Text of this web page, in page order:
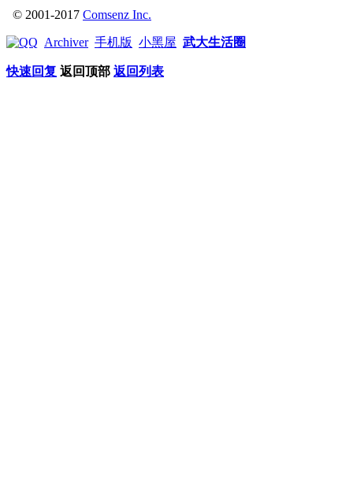
© 2001-2017 Comsenz Inc.
Archiver 手机版 小黑屋 武大生活圈
快速回复 返回顶部 返回列表